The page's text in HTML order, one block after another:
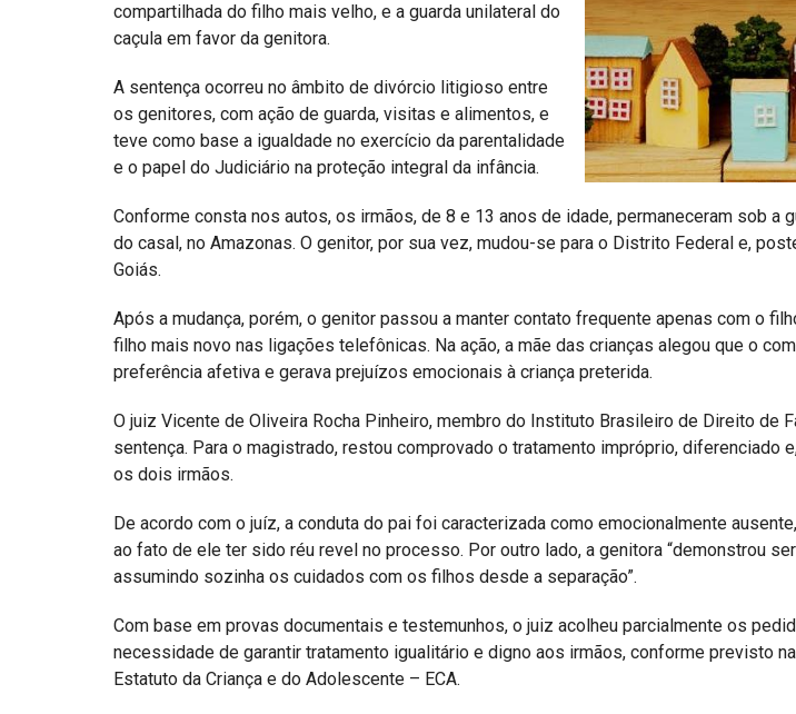
Encontre um Escritório
IBDFAM Educacional
Fale Conosco
compartilhada do filho mais velho, e a guarda unilateral do
caçula em favor da genitora.
A sentença ocorreu no âmbito de divórcio litigioso entre
os genitores, com ação de guarda, visitas e alimentos, e
teve como base a igualdade no exercício da parentalidade
e o papel do Judiciário na proteção integral da infância.
Conforme consta nos autos, os irmãos, de 8 e 13 anos de idade, permaneceram sob a
do casal, no Amazonas. O genitor, por sua vez, mudou-se para o Distrito Federal e,
Goiás.
Após a mudança, porém, o genitor passou a manter contato frequente apenas com o
filho mais novo nas ligações telefônicas. Na ação, a mãe das crianças alegou que o
preferência afetiva e gerava prejuízos emocionais à criança preterida.
O juiz Vicente de Oliveira Rocha Pinheiro, membro do Instituto Brasileiro de Direito de
sentença. Para o magistrado, restou comprovado o tratamento impróprio, diferenciado
os dois irmãos.
De acordo com o juíz, a conduta do pai foi caracterizada como emocionalmente
ao fato de ele ter sido réu revel no processo. Por outro lado, a genitora “demonstrou
assumindo sozinha os cuidados com os filhos desde a separação”.
Com base em provas documentais e testemunhos, o juiz acolheu parcialmente os
necessidade de garantir tratamento igualitário e digno aos irmãos, conforme previsto
Estatuto da Criança e do Adolescente – ECA.